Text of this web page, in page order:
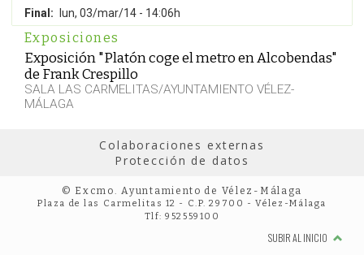
Final:
lun, 03/mar/14 - 14:06h
Exposiciones
Exposición "Platón coge el metro en Alcobendas"
de Frank Crespillo
SALA LAS CARMELITAS/AYUNTAMIENTO VÉLEZ-
MÁLAGA
Colaboraciones externas
Protección de datos
© Excmo. Ayuntamiento de Vélez-Málaga
Plaza de las Carmelitas 12 - C.P. 29700 - Vélez-Málaga
Tlf: 952559100
SUBIR AL INICIO